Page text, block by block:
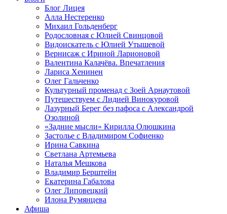
Блог Лицея
Алла Нестеренко
Михаил Гольденберг
Родословная с Юлией Свинцовой
Видоискатель с Юлией Утышевой
Вернисаж с Ириной Ларионовой
Валентина Калачёва. Впечатления
Лариса Хенинен
Олег Гальченко
Культурный променад с Зоей Арнаутовой
Путешествуем с Лидией Винокуровой
Лазурный Берег без пафоса с Александрой
Озолиной
«Задние мысли» Кирилла Олюшкина
Застолье с Владимиром Софиенко
Ирина Савкина
Светлана Артемьева
Наталья Мешкова
Владимир Берштейн
Екатерина Габалова
Олег Липовецкий
Илона Румянцева
Афиша